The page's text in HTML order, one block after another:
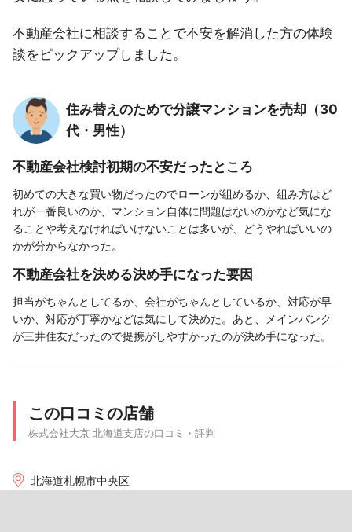
不動産会社に相談することで不安を解消した方の体験
談をピックアップしました。
住み替えのためで分譲マンションを売却（30
代・男性）
不動産会社検討初期の不安だったところ
初めての大きな買い物だったのでローンが組めるか、組み方はど
れが一番良いのか、マンション自体に問題はないのかなど気にな
ることや考えなければいけないことは多いが、どうやればいいの
かが分からなかった。
不動産会社を決める決め手になった要因
担当がちゃんとしてるか、会社がちゃんとしているか、対応が早
いか、対応が丁寧かなどは気にして決めた。あと、メインバンク
が三井住友だったので提携がしやすかったのが決め手になった。
この口コミの店舗
株式会社大京 北海道支店の口コミ・評判
北海道札幌市中央区